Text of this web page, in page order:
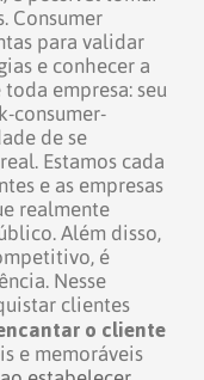
Consumer
para validar
e conhecer a
empresa: seu
consumer-
de se
Estamos cada
e as empresas
realmente
Além disso,
é
Nesse
clientes
o cliente
e memoráveis